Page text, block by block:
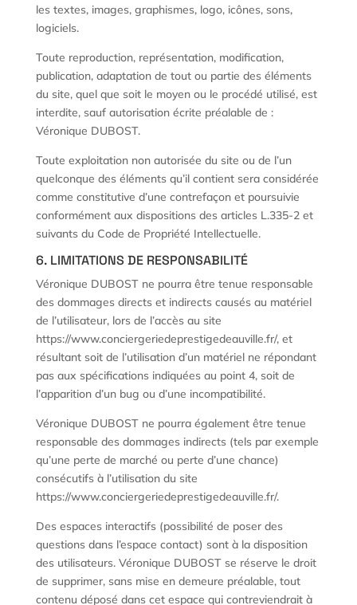
les textes, images, graphismes, logo, icônes, sons,
logiciels.
Toute reproduction, représentation, modification,
publication, adaptation de tout ou partie des éléments
du site, quel que soit le moyen ou le procédé utilisé, est
interdite, sauf autorisation écrite préalable de :
Véronique DUBOST.
Toute exploitation non autorisée du site ou de l’un
quelconque des éléments qu’il contient sera considérée
comme constitutive d’une contrefaçon et poursuivie
conformément aux dispositions des articles L.335-2 et
suivants du Code de Propriété Intellectuelle.
6. LIMITATIONS DE RESPONSABILITÉ
Véronique DUBOST ne pourra être tenue responsable
des dommages directs et indirects causés au matériel
de l’utilisateur, lors de l’accès au site
https://www.conciergeriedeprestigedeauville.fr/, et
résultant soit de l’utilisation d’un matériel ne répondant
pas aux spécifications indiquées au point 4, soit de
l’apparition d’un bug ou d’une incompatibilité.
Véronique DUBOST ne pourra également être tenue
responsable des dommages indirects (tels par exemple
qu’une perte de marché ou perte d’une chance)
consécutifs à l’utilisation du site
https://www.conciergeriedeprestigedeauville.fr/.
Des espaces interactifs (possibilité de poser des
questions dans l’espace contact) sont à la disposition
des utilisateurs. Véronique DUBOST se réserve le droit
de supprimer, sans mise en demeure préalable, tout
contenu déposé dans cet espace qui contreviendrait à